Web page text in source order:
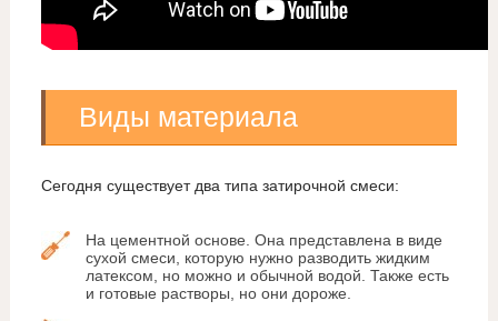
Виды материала
Сегодня существует два типа затирочной смеси:
На цементной основе. Она представлена в виде
сухой смеси, которую нужно разводить жидким
латексом, но можно и обычной водой. Также есть
и готовые растворы, но они дороже.